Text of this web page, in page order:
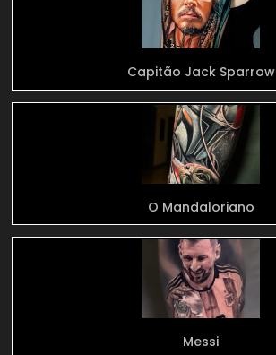
Capitão Jack Sparrow
O Mandaloriano
Messi